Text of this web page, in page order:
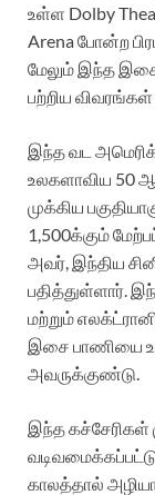
உள்ள Dolby
Arena போன்ற
மேலும் இந்த
பற்றிய விவரங்கள்
இந்த வட
உலகளாவிய 50
முக்கிய
1,500க்கும்
அவர், இந்திய
பதித்துள்ளார்.
மற்றும்
இசை பாணியை
அவருக்குண்டு.
இந்த
காலத்தால்